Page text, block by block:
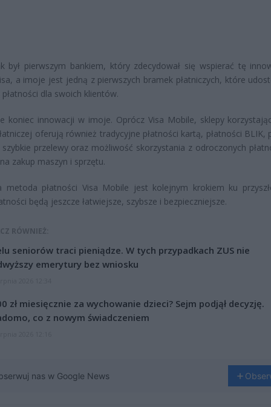
był pierwszym bankiem, który zdecydował się wspierać tę
a imoje jest jedną z pierwszych bramek płatniczych, które
dla swoich klientów.
koniec innowacji w imoje. Oprócz Visa Mobile, sklepy
oferują również tradycyjne płatności kartą, płatności BLIK,
przelewy oraz możliwość skorzystania z odroczonych
zakup maszyn i sprzętu.
metoda płatności Visa Mobile jest kolejnym krokiem ku
będą jeszcze łatwiejsze, szybsze i bezpieczniejsze.
RÓWNIEŻ:
seniorów traci pieniądze. W tych przypadkach ZUS nie
emerytury bez wniosku
zł miesięcznie za wychowanie dzieci? Sejm podjął decyzję.
co z nowym świadczeniem
nas w Google News